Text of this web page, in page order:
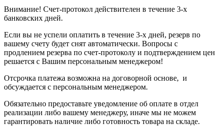
Внимание! Счет-протокол действителен в течение 3-х
банковских дней.
Если вы не успели оплатить в течение 3-х дней, резерв по
вашему счету будет снят автоматически. Вопросы с
продлением резерва по счет-протоколу и подтверждением цен
решается с Вашим персональным менеджером!
Отсрочка платежа возможна на договорной основе, и
обсуждается с персональным менеджером.
Обязательно предоставьте уведомление об оплате в отдел
реализации либо вашему менеджеру, иначе мы не можем
гарантировать наличие либо готовность товара на складе.